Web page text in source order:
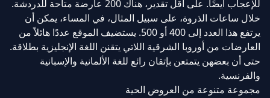
للإعجاب أيضًا. على أقل تقدير، هناك 200 عارضة متاحة للدردشة.
خلال ساعات الذروة، على سبيل المثال، في المساء، يمكن أن
يرتفع هذا العدد إلى 400 أو 500. يستضيف الموقع عددًا هائلاً من
العارضات من أوروبا الشرقية اللاتي يتقنن اللغة الإنجليزية بطلاقة.
حتى أن بعضهن يتمتعن بإتقان رائع للغة الألمانية والإسبانية
والفرنسية.
مجموعة متنوعة من العروض الحية